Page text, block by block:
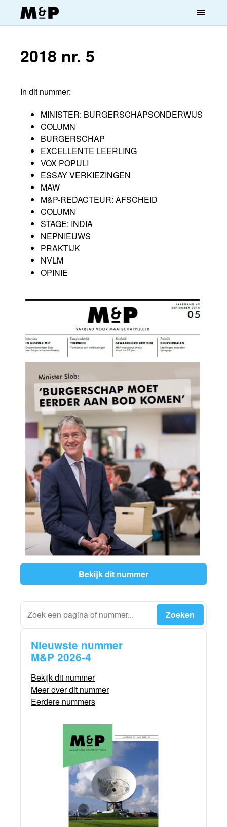
menu
2018 nr. 5
In dit nummer:
MINISTER: BURGERSCHAPSONDERWIJS
COLUMN
BURGERSCHAP
EXCELLENTE LEERLING
VOX POPULI
ESSAY VERKIEZINGEN
MAW
M&P-REDACTEUR: AFSCHEID
COLUMN
STAGE: INDIA
NEPNIEUWS
PRAKTIJK
NVLM
OPINIE
Bekijk dit nummer
Nieuwste nummer
M&P 2026-4
Bekijk dit nummer
Meer over dit nummer
Eerdere nummers